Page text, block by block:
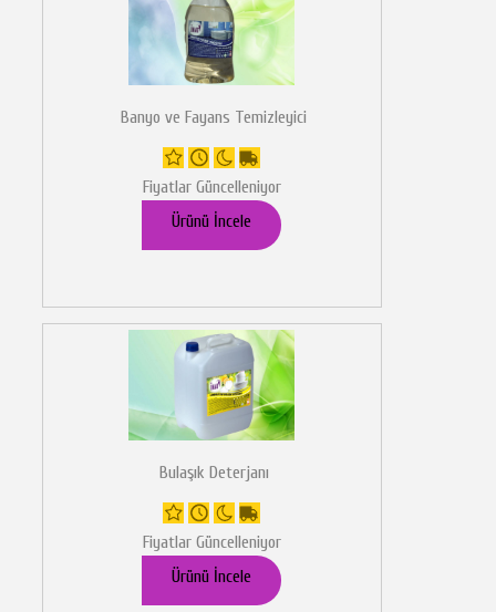
Banyo ve Fayans Temizleyici
Fiyatlar Güncelleniyor
Ürünü İncele
Bulaşık Deterjanı
Fiyatlar Güncelleniyor
Ürünü İncele